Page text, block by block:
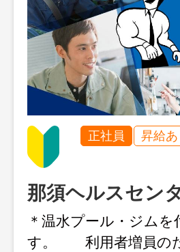
正社員 昇給あ
那須ヘルスセン
＊温水プール・ジム
す。 利用者増員の